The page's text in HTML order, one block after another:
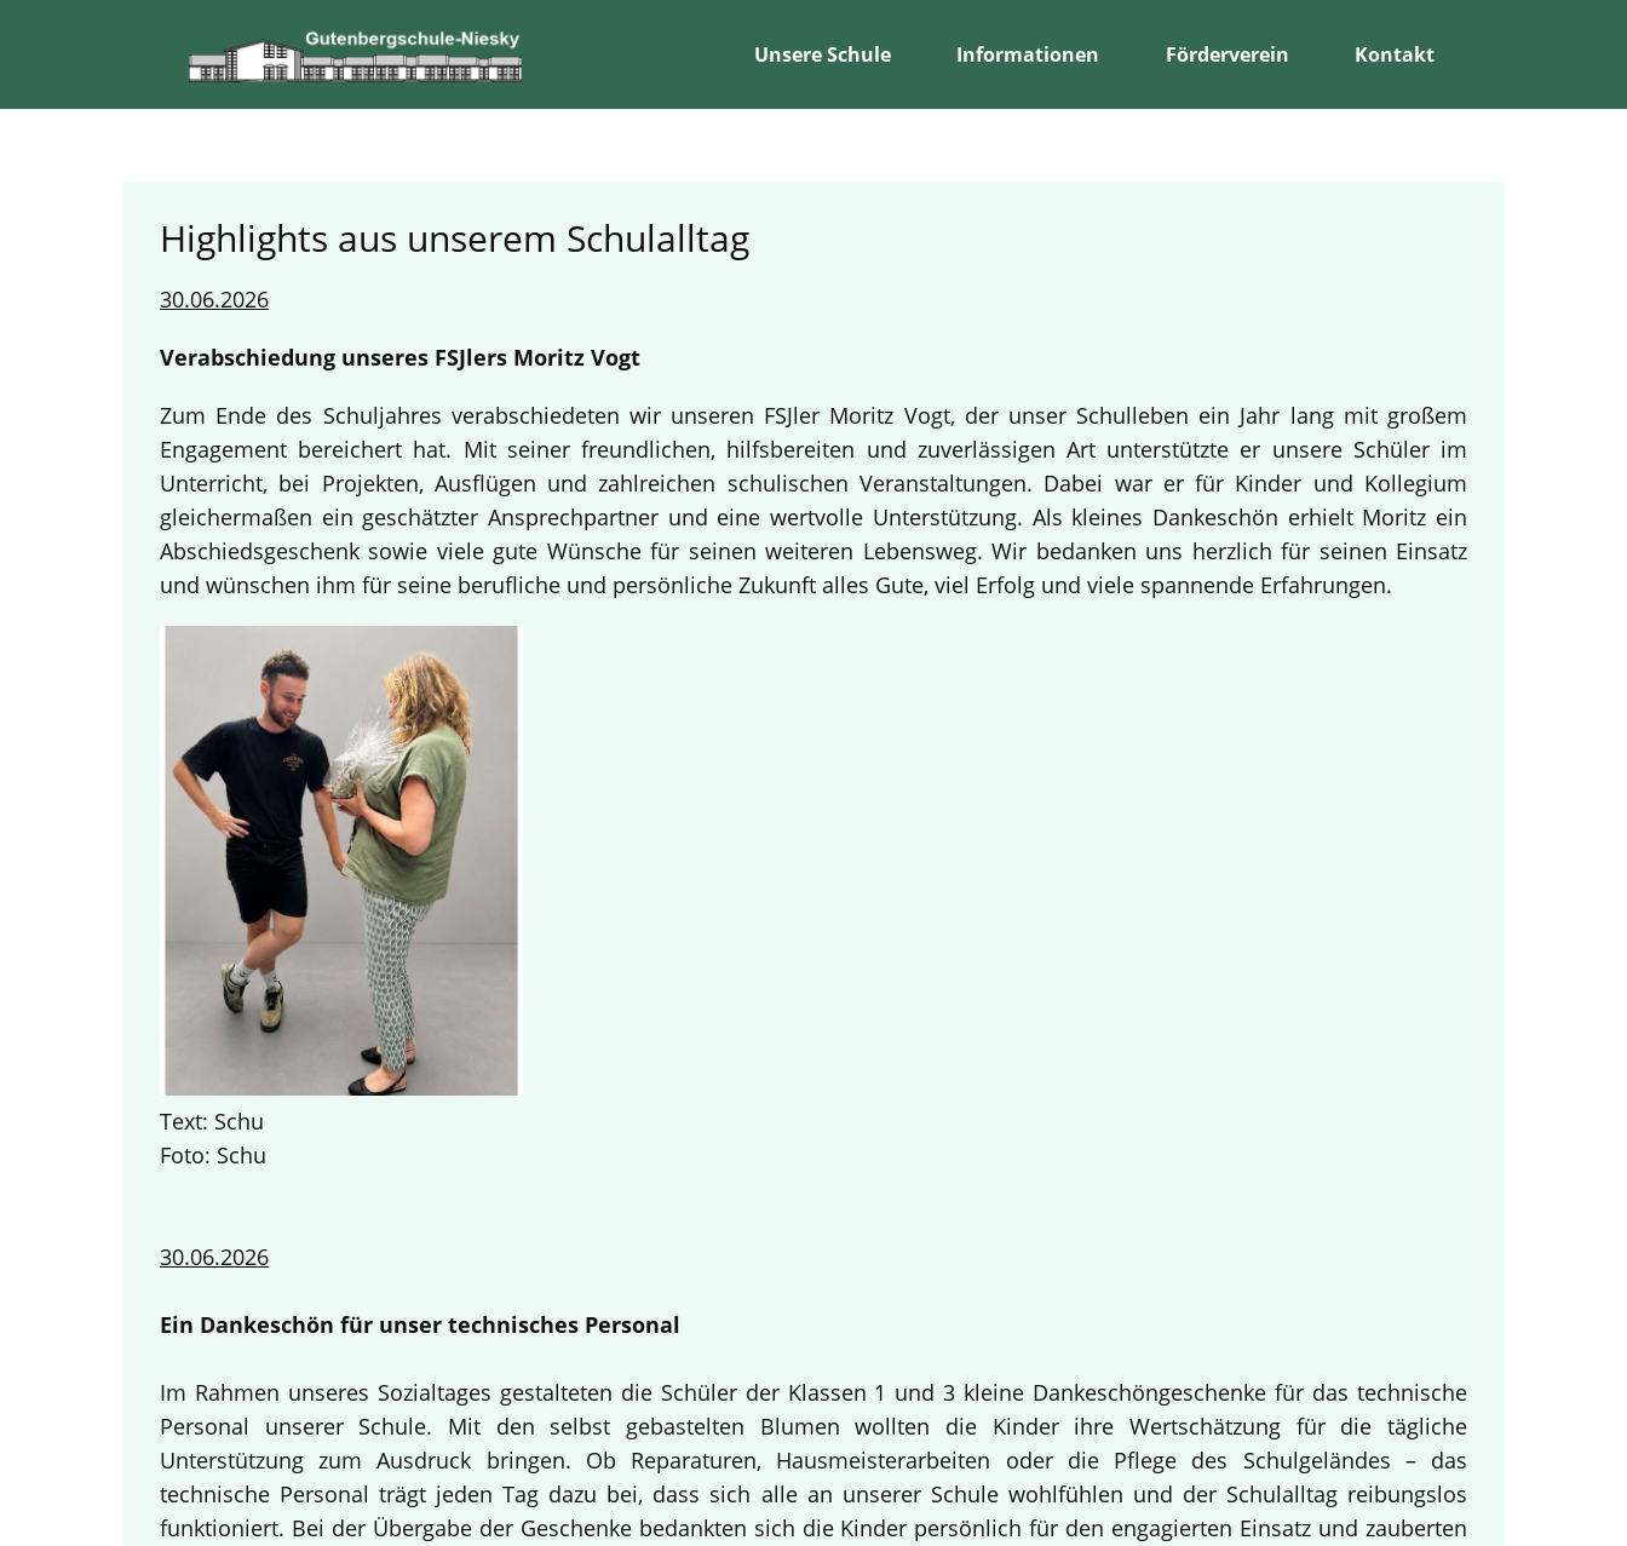
Unsere Schule Informationen Förderverein Kontakt
Highlights aus unserem Schulalltag
30.06.2026
Verabschiedung unseres FSJlers Moritz Vogt
Zum Ende des Schuljahres verabschiedeten wir unseren FSJler Moritz Vogt, der unser Schulleben ein Jahr lang mit großem
Engagement bereichert hat. Mit seiner freundlichen, hilfsbereiten und zuverlässigen Art unterstützte er unsere Schüler im
Unterricht, bei Projekten, Ausflügen und zahlreichen schulischen Veranstaltungen. Dabei war er für Kinder und Kollegium
gleichermaßen ein geschätzter Ansprechpartner und eine wertvolle Unterstützung. Als kleines Dankeschön erhielt Moritz ein
Abschiedsgeschenk sowie viele gute Wünsche für seinen weiteren Lebensweg. Wir bedanken uns herzlich für seinen Einsatz
und wünschen ihm für seine berufliche und persönliche Zukunft alles Gute, viel Erfolg und viele spannende Erfahrungen.
Text: Schu
Foto: Schu
30.06.2026
Ein Dankeschön für unser technisches Personal
Im Rahmen unseres Sozialtages gestalteten die Schüler der Klassen 1 und 3 kleine Dankeschöngeschenke für das technische
Personal unserer Schule. Mit den selbst gebastelten Blumen wollten die Kinder ihre Wertschätzung für die tägliche
Unterstützung zum Ausdruck bringen. Ob Reparaturen, Hausmeisterarbeiten oder die Pflege des Schulgeländes – das
technische Personal trägt jeden Tag dazu bei, dass sich alle an unserer Schule wohlfühlen und der Schulalltag reibungslos
funktioniert. Bei der Übergabe der Geschenke bedankten sich die Kinder persönlich für den engagierten Einsatz und zauberten